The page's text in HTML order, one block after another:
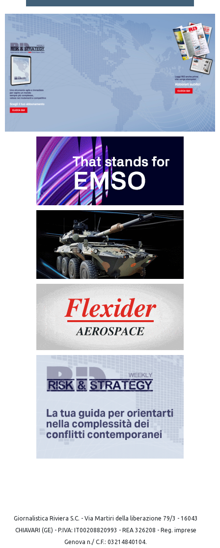
Giornalistica Riviera S.C. - Via Martiri della liberazione 79/3 - 16043
CHIAVARI (GE) - P.IVA: IT00208820993 - REA 326208 - Reg. imprese
Genova n./ C.F.: 03214840104.